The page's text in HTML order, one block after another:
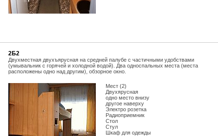
2Б2
Двухместная двухъярусная на средней палубе с частичными удобствами
(умывальник с горячей и холодной водой). Два односпальных места (места
расположены одно над другим), обзорное окно.
Мест (2)
Двухярусная
одно место внизу
другое наверху
Электро розетка
Радиоприемник
Стол
Стул
Шкаф для одежды